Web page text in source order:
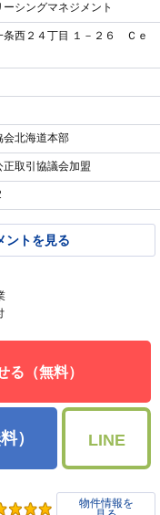
シングマネジメント
条西２４丁目 １－２６ Ｃｅ
会北海道本部
正取引協議会加盟
ントを見る
る（無料）
） LINE
物件情報を